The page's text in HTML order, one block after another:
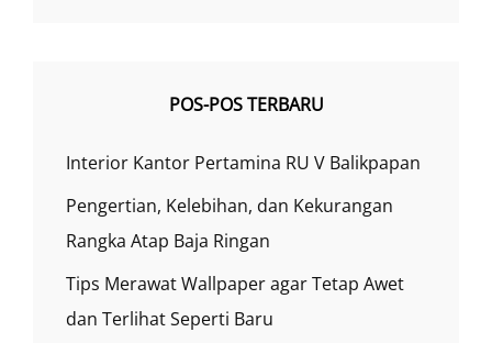
POS-POS TERBARU
Interior Kantor Pertamina RU V Balikpapan
Pengertian, Kelebihan, dan Kekurangan
Rangka Atap Baja Ringan
Tips Merawat Wallpaper agar Tetap Awet
dan Terlihat Seperti Baru